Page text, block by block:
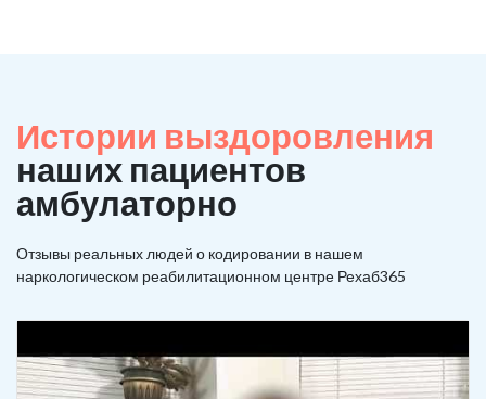
Истории выздоровления
наших пациентов
амбулаторно
Отзывы реальных людей о кодировании в нашем
наркологическом реабилитационном центре Рехаб365